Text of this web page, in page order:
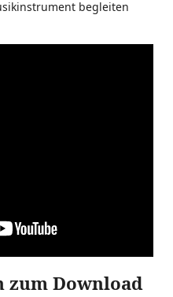
begleiten
zum Download